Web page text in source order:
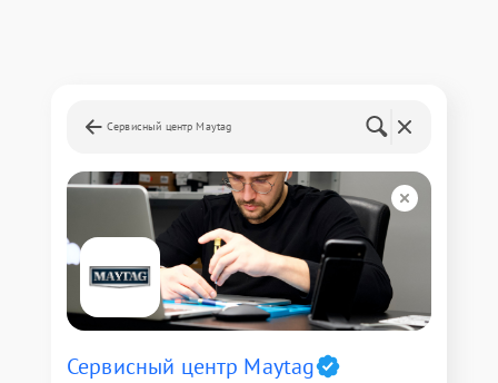
Сервисный центр Maytag
Сервисный центр Maytag